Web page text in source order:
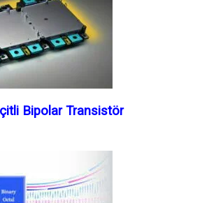
Bipolar Transistör